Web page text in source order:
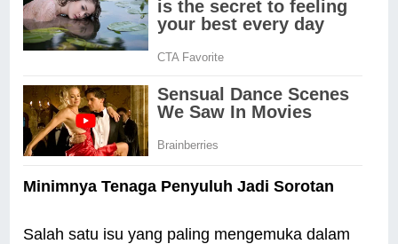
Minimnya Tenaga Penyuluh Jadi Sorotan
Salah satu isu yang paling mengemuka dalam